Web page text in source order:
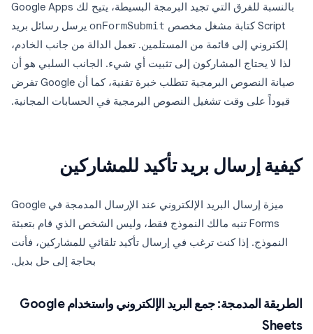
بالنسبة للفرق التي تجيد البرمجة البسيطة، يتيح لك Google Apps
Script كتابة مشغل مخصص
onFormSubmit يرسل رسائل بريد
إلكتروني إلى قائمة من المستلمين. تعمل الدالة من جانب الخادم،
لذا لا يحتاج المشاركون إلى تثبيت أي شيء. الجانب السلبي هو أن
صيانة النصوص البرمجية تتطلب خبرة تقنية، كما أن Google تفرض
قيوداً على وقت تشغيل النصوص البرمجية في الحسابات المجانية.
كيفية إرسال بريد تأكيد للمشاركين
ميزة إرسال البريد الإلكتروني عند الإرسال المدمجة في Google
Forms تنبه مالك النموذج فقط، وليس الشخص الذي قام بتعبئة
النموذج. إذا كنت ترغب في إرسال تأكيد تلقائي للمشاركين، فأنت
بحاجة إلى حل بديل.
الطريقة المدمجة: جمع البريد الإلكتروني واستخدام Google
Sheets